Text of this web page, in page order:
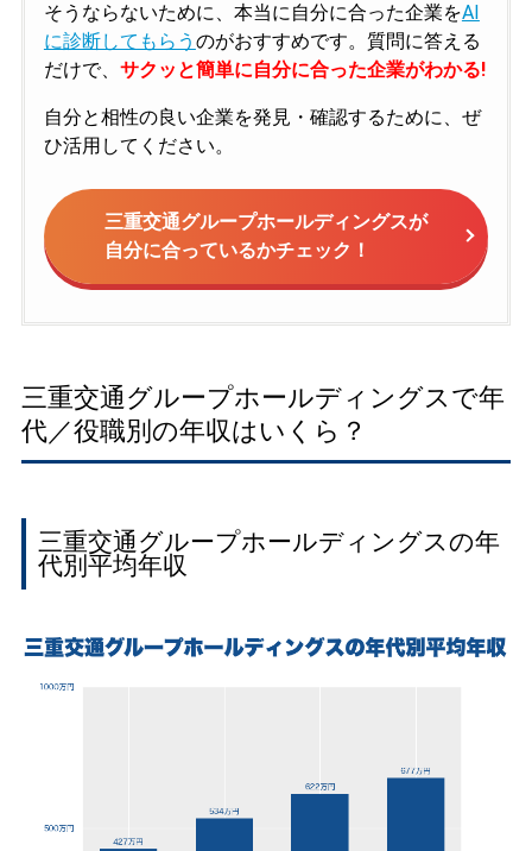
そうならないために、本当に自分に合った企業をAI
に診断してもらう のがおすすめです。質問に答える
だけで、 サクッと簡単に自分に合った企業がわかる!
自分と相性の良い企業を発見・確認するために、ぜ
ひ活用してください。
三重交通グループホールディングスが
自分に合っているかチェック！
三重交通グループホールディングスで年
代／役職別の年収はいくら？
三重交通グループホールディングスの年
代別平均年収